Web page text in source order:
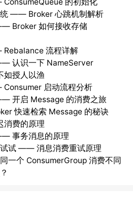
—— Broker 心跳机制解析
Broker 如何接收存储
流程详解
认识一下 NameServer
授人以渔
启动流程分析
开启 Message 的消费之旅
快速检索 Message 的秘诀
费的原理
事务消息的原理
试 —— 消息消费重试原理
一个 ConsumerGroup 消费不同